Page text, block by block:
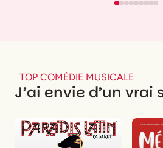
TOP COMÉDIE MUSICALE
J’ai envie d’un vrai